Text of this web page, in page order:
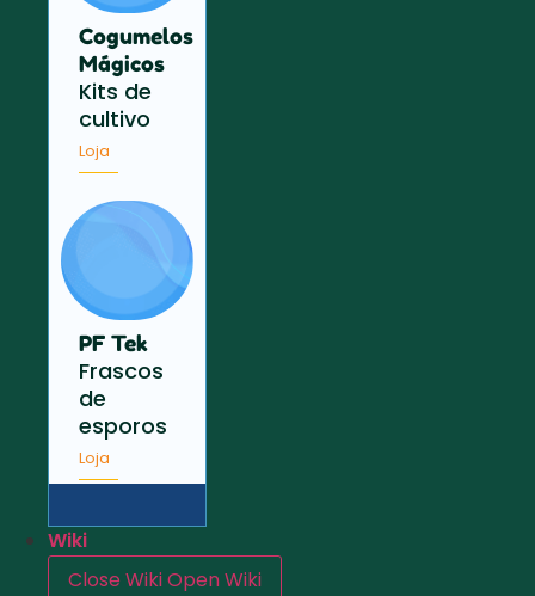
Cogumelos
Mágicos
Kits de
cultivo
Loja
PF Tek
Frascos
de
esporos
Loja
Wiki
Close WikiOpen Wiki